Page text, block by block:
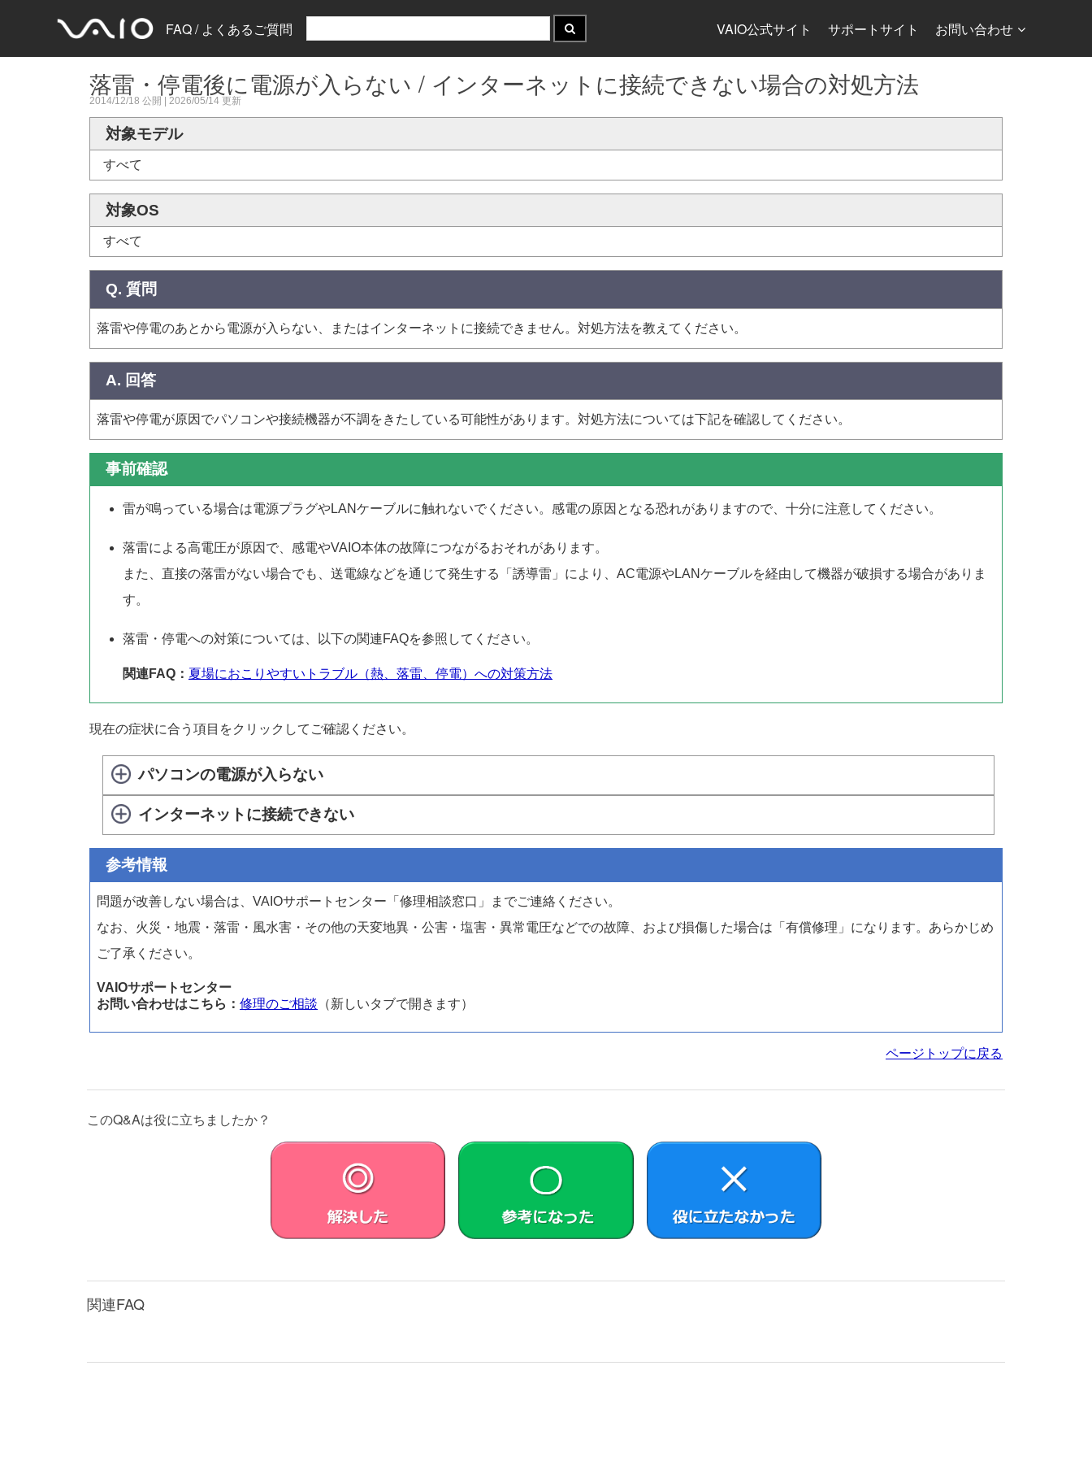
FAQ / よくあるご質問 VAIO公式サイト サポートサイト お問い合わせ
落雷・停電後に電源が入らない / インターネットに接続できない場合の対処方法
2014/12/18 公開 | 2026/05/14 更新
対象モデル
すべて
対象OS
すべて
Q. 質問
落雷や停電のあとから電源が入らない、またはインターネットに接続できません。対処方法を教えてください。
A. 回答
落雷や停電が原因でパソコンや接続機器が不調をきたしている可能性があります。対処方法については下記を確認してください。
事前確認
雷が鳴っている場合は電源プラグやLANケーブルに触れないでください。感電の原因となる恐れがありますので、十分に注意してください。
落雷による高電圧が原因で、感電やVAIO本体の故障につながるおそれがあります。
また、直接の落雷がない場合でも、送電線などを通じて発生する「誘導雷」により、AC電源やLANケーブルを経由して機器が破損する場合がありま
す。
落雷・停電への対策については、以下の関連FAQを参照してください。
関連FAQ： 夏場におこりやすいトラブル（熱、落雷、停電）への対策方法
現在の症状に合う項目をクリックしてご確認ください。
パソコンの電源が入らない
インターネットに接続できない
参考情報
問題が改善しない場合は、VAIOサポートセンター「修理相談窓口」までご連絡ください。
なお、火災・地震・落雷・風水害・その他の天変地異・公害・塩害・異常電圧などでの故障、および損傷した場合は「有償修理」になります。あらかじめ
ご了承ください。
VAIOサポートセンター
お問い合わせはこちら： 修理のご相談 （新しいタブで開きます）
ページトップに戻る
このQ&Aは役に立ちましたか？
関連FAQ